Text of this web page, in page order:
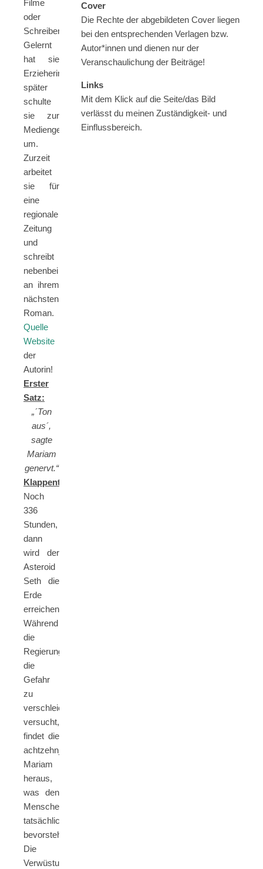
Filme
oder
Schreiben.
Gelernt
hat sie
Erzieherin,
später
schulte
sie zur
Mediengestalterin
um.
Zurzeit
arbeitet
sie für
eine
regionale
Zeitung
und
schreibt
nebenbei
an ihrem
nächsten
Roman.
Quelle
Website
der
Autorin!
Erster
Satz:
„´Ton
aus´,
sagte
Mariam
genervt.“
Klappentext:
Noch
336
Stunden,
dann
wird der
Asteroid
Seth die
Erde
erreichen.
Während
die
Regierung
die
Gefahr
zu
verschleiern
versucht,
findet die
achtzehnjährige
Mariam
heraus,
was den
Menschen
tatsächlich
bevorsteht.
Die
Verwüstung
Cover
Die Rechte der abgebildeten Cover liegen
bei den entsprechenden Verlagen bzw.
Autor*innen und dienen nur der
Veranschaulichung der Beiträge!
Links
Mit dem Klick auf die Seite/das Bild
verlässt du meinen Zuständigkeit- und
Einflussbereich.